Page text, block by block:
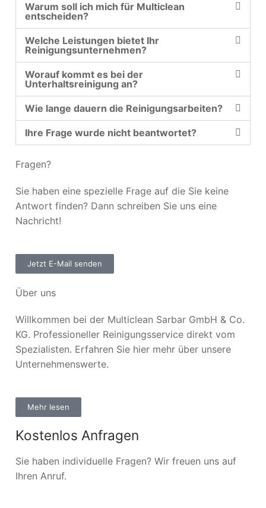
Warum soll ich mich für Multiclean
entscheiden?
Welche Leistungen bietet Ihr
Reinigungsunternehmen?
Worauf kommt es bei der
Unterhaltsreinigung an?
Wie lange dauern die Reinigungsarbeiten?
Ihre Frage wurde nicht beantwortet?
Fragen?
Sie haben eine spezielle Frage auf die Sie keine
Antwort finden? Dann schreiben Sie uns eine
Nachricht!
Jetzt E-Mail senden
Über uns
Willkommen bei der Multiclean Sarbar GmbH & Co.
KG. Professioneller Reinigungsservice direkt vom
Spezialisten. Erfahren Sie hier mehr über unsere
Unternehmenswerte.
Mehr lesen
Kostenlos Anfragen
Sie haben individuelle Fragen? Wir freuen uns auf
Ihren Anruf.